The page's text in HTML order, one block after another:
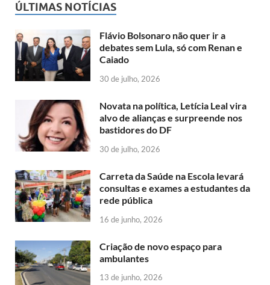
ÚLTIMAS NOTÍCIAS
Flávio Bolsonaro não quer ir a
debates sem Lula, só com Renan e
Caiado
30 de julho, 2026
Novata na política, Letícia Leal vira
alvo de alianças e surpreende nos
bastidores do DF
30 de julho, 2026
Carreta da Saúde na Escola levará
consultas e exames a estudantes da
rede pública
16 de junho, 2026
Criação de novo espaço para
ambulantes
13 de junho, 2026